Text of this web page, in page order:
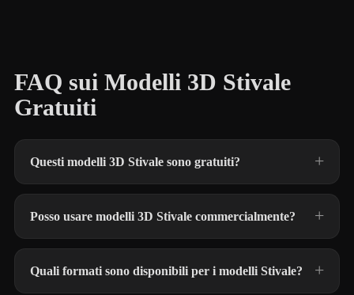
FAQ sui Modelli 3D Stivale
Gratuiti
Questi modelli 3D Stivale sono gratuiti?
Posso usare modelli 3D Stivale commercialmente?
Quali formati sono disponibili per i modelli Stivale?